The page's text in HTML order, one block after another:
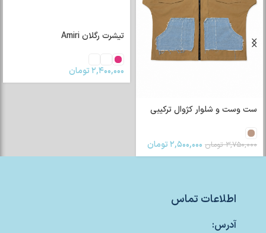
ست وست و شلوار کژوال ترکیبی
۳,۷۵۰,۰۰۰ تومان ۲,۵۰۰,۰۰۰تومان
تیشرت رگلان Amiri
۲,۴۰۰,۰۰۰تومان
اطلاعات تماس
آدرس: